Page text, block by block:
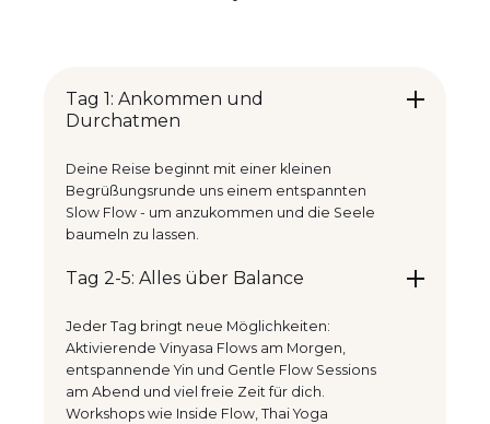
Tag 1: Ankommen und
Durchatmen
Deine Reise beginnt mit einer kleinen
Begrüßungsrunde uns einem entspannten
Slow Flow - um anzukommen und die Seele
baumeln zu lassen.
Tag 2-5: Alles über Balance
Jeder Tag bringt neue Möglichkeiten:
Aktivierende Vinyasa Flows am Morgen,
entspannende Yin und Gentle Flow Sessions
am Abend und viel freie Zeit für dich.
Workshops wie Inside Flow, Thai Yoga